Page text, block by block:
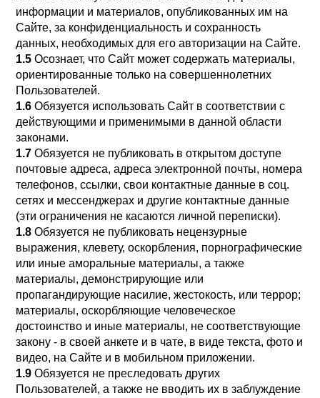
информации и материалов, опубликованных им на
Сайте, за конфиденциальность и сохранность
данных, необходимых для его авторизации на Сайте.
1.5 Осознает, что Сайт может содержать материалы,
ориентированные только на совершеннолетних
Пользователей.
1.6 Обязуется использовать Сайт в соответствии с
действующими и применимыми в данной области
законами.
1.7 Обязуется не публиковать в открытом доступе
почтовые адреса, адреса электронной почты, номера
телефонов, ссылки, свои контактные данные в соц.
сетях и мессенджерах и другие контактные данные
(эти ограничения не касаются личной переписки).
1.8 Обязуется не публиковать нецензурные
выражения, клевету, оскорбления, порнографические
или иные аморальные материалы, а также
материалы, демонстрирующие или
пропагандирующие насилие, жестокость, или террор;
материалы, оскорбляющие человеческое
достоинство и иные материалы, не соответствующие
закону - в своей анкете и в чате, в виде текста, фото и
видео, на Сайте и в мобильном приложении.
1.9 Обязуется не преследовать других
Пользователей, а также не вводить их в заблуждение